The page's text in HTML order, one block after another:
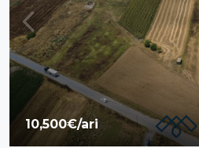
10,500€/ari